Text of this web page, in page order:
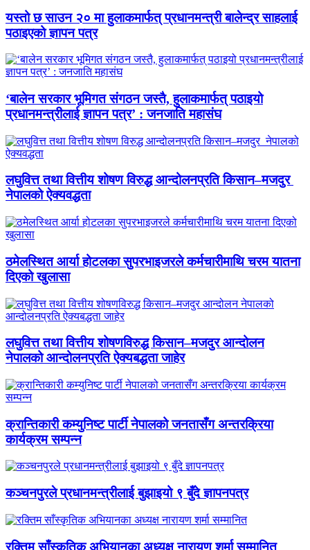
यस्तो छ साउन २० मा हुलाकमार्फत् प्रधानमन्त्री बालेन्द्र साहलाई
पठाइएको ज्ञापन पत्र
‘बालेन सरकार भूमिगत संगठन जस्तै, हुलाकमार्फत् पठाइयो
प्रधानमन्त्रीलाई ज्ञापन पत्र’ : जनजाति महासंघ
लघुवित्त तथा वित्तीय शोषण विरुद्ध आन्दोलनप्रति किसान–मजदुर
नेपालको ऐक्यवद्धता
ठमेलस्थित आर्या होटलका सुपरभाइजरले कर्मचारीमाथि चरम यातना
दिएको खुलासा
लघुवित्त तथा वित्तीय शोषणविरुद्ध किसान–मजदुर आन्दोलन
नेपालको आन्दोलनप्रति ऐक्यबद्धता जाहेर
क्रान्तिकारी कम्युनिष्ट पार्टी नेपालको जनतासँग अन्तरक्रिया
कार्यक्रम सम्पन्न
कञ्चनपुरले प्रधानमन्त्रीलाई बुझाइयो ९ बुँदे ज्ञापनपत्र
रक्तिम साँस्कृतिक अभियानका अध्यक्ष नारायण शर्मा सम्मानित